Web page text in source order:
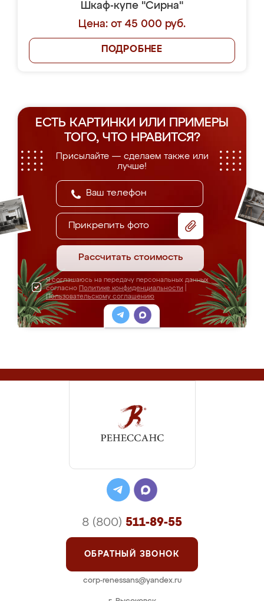
Шкаф-купе "Сирна"
Цена: от 45 000 руб.
ПОДРОБНЕЕ
ЕСТЬ КАРТИНКИ ИЛИ ПРИМЕРЫ
ТОГО, ЧТО НРАВИТСЯ?
Присылайте — сделаем также или
лучше!
Прикрепить фото
Рассчитать стоимость
Я соглашаюсь на передачу персональных данных
согласно Политике конфиденциальности
Пользовательскому соглашению
8 (800) 511-89-55
ОБРАТНЫЙ ЗВОНОК
corp-renessans@yandex.ru